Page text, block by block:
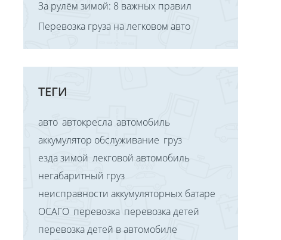
За рулём зимой: 8 важных правил
Перевозка груза на легковом авто
ТЕГИ
авто автокресла автомобиль
аккумулятор обслуживание груз
езда зимой лекговой автомобиль
негабаритный груз
неисправности аккумуляторных батаре
ОСАГО перевозка перевозка детей
перевозка детей в автомобиле